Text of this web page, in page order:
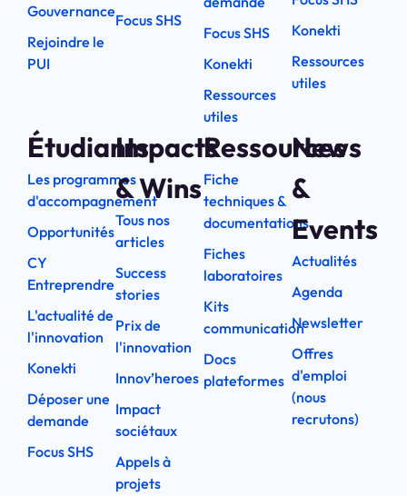
Gouvernance
Rejoindre le
PUI
Focus SHS
Focus SHS
Konekti
Ressources
utiles
Konekti
Ressources
utiles
Étudiants
Les programmes
d'accompagnement
Opportunités
CY
Entreprendre
L'actualité de
l'innovation
Konekti
Déposer une
demande
Focus SHS
Impacts
& Wins
Tous nos
articles
Success
stories
Prix de
l'innovation
Innov’heroes
Impact
sociétaux
Appels à
projets
Ressources
Fiche
techniques &
documentations
Fiches
laboratoires
Kits
communication
Docs
plateformes
News
&
Events
Actualités
Agenda
Newsletter
Offres
d'emploi
(nous
recrutons)